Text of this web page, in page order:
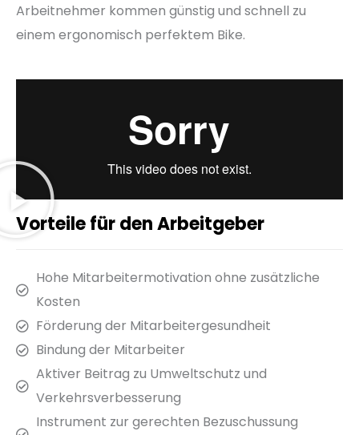
Arbeitnehmer kommen günstig und schnell zu
einem ergonomisch perfektem Bike.
Vorteile für den Arbeitgeber
Hohe Mitarbeitermotivation ohne zusätzliche
Kosten
Förderung der Mitarbeitergesundheit
Bindung der Mitarbeiter
Aktiver Beitrag zu Umweltschutz und
Verkehrsverbesserung
Instrument zur gerechten Bezuschussung